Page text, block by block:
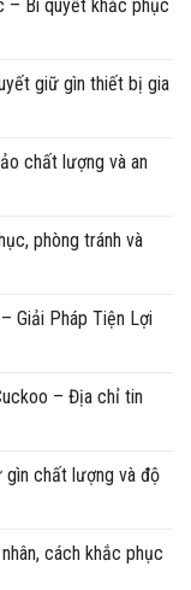
– Bí quyết khắc phục
giữ gìn thiết bị gia
chất lượng và an
phòng tránh và
Giải Pháp Tiện Lợi
– Địa chỉ tin
gìn chất lượng và độ
cách khắc phục